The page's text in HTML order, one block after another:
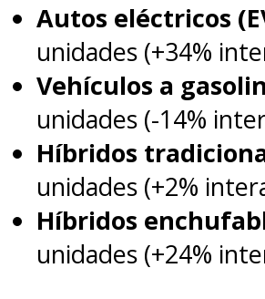
Autos eléctricos
unidades (+34%
Vehículos a
unidades (-14%
Híbridos
unidades (+2%
Híbridos
unidades (+24%